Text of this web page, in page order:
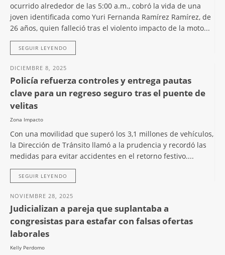
ocurrido alrededor de las 5:00 a.m., cobró la vida de una
joven identificada como Yuri Fernanda Ramírez Ramírez, de
26 años, quien falleció tras el violento impacto de la moto...
SEGUIR LEYENDO
DICIEMBRE 8, 2025
Policía refuerza controles y entrega pautas
clave para un regreso seguro tras el puente de
velitas
Zona Impacto
Con una movilidad que superó los 3,1 millones de vehículos,
la Dirección de Tránsito llamó a la prudencia y recordó las
medidas para evitar accidentes en el retorno festivo....
SEGUIR LEYENDO
NOVIEMBRE 28, 2025
Judicializan a pareja que suplantaba a
congresistas para estafar con falsas ofertas
laborales
Kelly Perdomo